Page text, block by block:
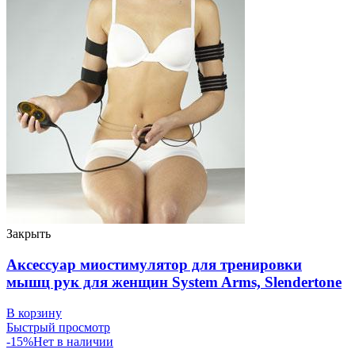
Закрыть
Аксессуар миостимулятор для тренировки
мышц рук для женщин System Arms, Slendertone
В корзину
Быстрый просмотр
-15%Нет в наличии